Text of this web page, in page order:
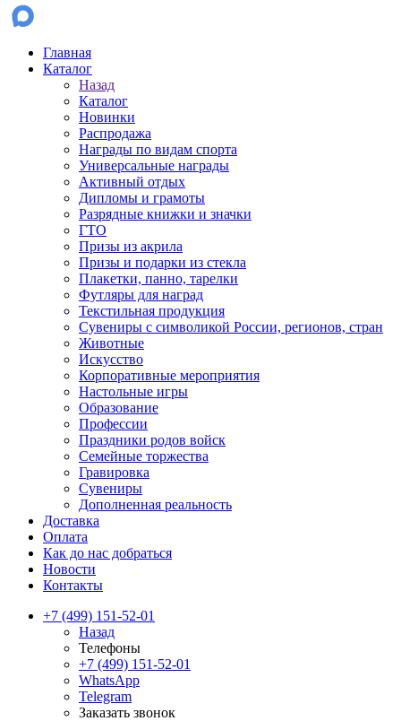
Главная
Каталог
Назад
Каталог
Новинки
Распродажа
Награды по видам спорта
Универсальные награды
Активный отдых
Дипломы и грамоты
Разрядные книжки и значки
ГТО
Призы из акрила
Призы и подарки из стекла
Плакетки, панно, тарелки
Футляры для наград
Текстильная продукция
Сувениры с символикой России, регионов, стран
Животные
Искусство
Корпоративные мероприятия
Настольные игры
Образование
Профессии
Праздники родов войск
Семейные торжества
Гравировка
Сувениры
Дополненная реальность
Доставка
Оплата
Как до нас добраться
Новости
Контакты
+7 (499) 151-52-01
Назад
Телефоны
+7 (499) 151-52-01
WhatsApp
Telegram
Заказать звонок